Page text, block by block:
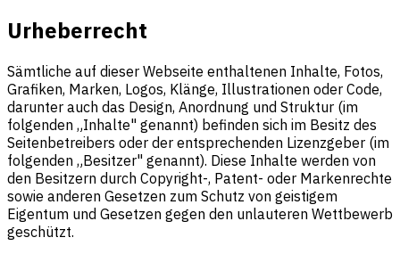
Urheberrecht
Sämtliche auf dieser Webseite enthaltenen Inhalte, Fotos,
Grafiken, Marken, Logos, Klänge, Illustrationen oder Code,
darunter auch das Design, Anordnung und Struktur (im
folgenden „Inhalte" genannt) befinden sich im Besitz des
Seitenbetreibers oder der entsprechenden Lizenzgeber (im
folgenden „Besitzer" genannt). Diese Inhalte werden von
den Besitzern durch Copyright-, Patent- oder Markenrechte
sowie anderen Gesetzen zum Schutz von geistigem
Eigentum und Gesetzen gegen den unlauteren Wettbewerb
geschützt.